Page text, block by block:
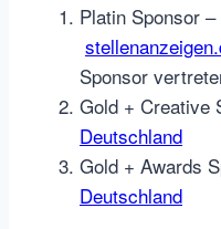
Platin Sponsor –
Sponsor
Gold + Creative
Deutschland
Gold + Awards
Deutschland